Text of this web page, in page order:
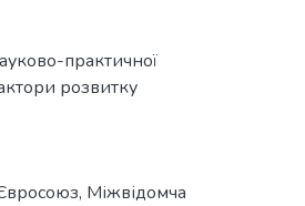
практичної
розвитку
, Міжвідомча